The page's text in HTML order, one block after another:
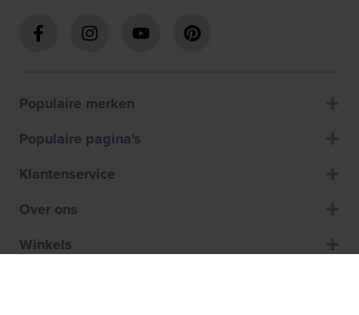
Populaire merken
Populaire pagina's
Klantenservice
Over ons
Winkels